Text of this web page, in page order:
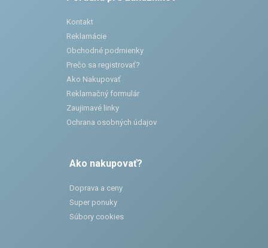
Kontakt
Reklamácie
Obchodné podmienky
Prečo sa registrovať?
Ako Nakupovať
Reklamačný formulár
Zaujimavé linky
Ochrana osobných údajov
Ako nakupovať?
Doprava a ceny
Super ponuky
Súbory cookies